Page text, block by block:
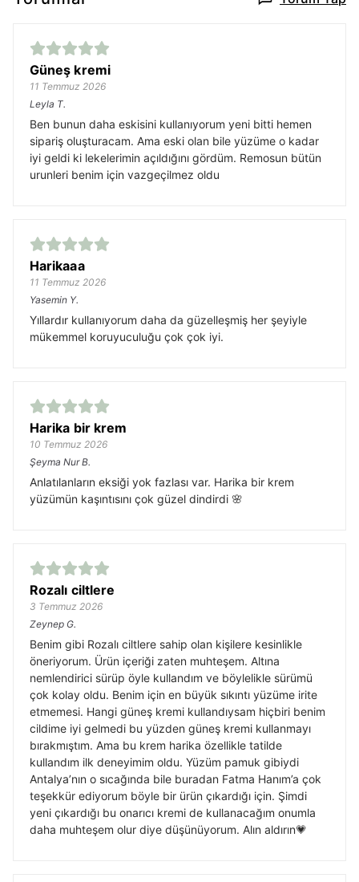
Güneş kremi
11 Temmuz 2026
Leyla T.
Ben bunun daha eskisini kullanıyorum yeni bitti hemen
sipariş oluşturacam. Ama eski olan bile yüzüme o kadar
iyi geldi ki lekelerimin açıldığını gördüm. Remosun bütün
urunleri benim için vazgeçilmez oldu
Harikaaa
11 Temmuz 2026
Yasemin Y.
Yıllardır kullanıyorum daha da güzelleşmiş her şeyiyle
mükemmel koruyuculuğu çok çok iyi.
Harika bir krem
10 Temmuz 2026
Şeyma NurB.
Anlatılanların eksiği yok fazlası var. Harika bir krem
yüzümün kaşıntısını çok güzel dindirdi 🌸
Rozalı ciltlere
3 Temmuz 2026
Zeynep G.
Benim gibi Rozalı ciltlere sahip olan kişilere kesinlikle
öneriyorum. Ürün içeriği zaten muhteşem. Altına
nemlendirici sürüp öyle kullandım ve böylelikle sürümü
çok kolay oldu. Benim için en büyük sıkıntı yüzüme irite
etmemesi. Hangi güneş kremi kullandıysam hiçbiri benim
cildime iyi gelmedi bu yüzden güneş kremi kullanmayı
bırakmıştım. Ama bu krem harika özellikle tatilde
kullandım ilk deneyimim oldu. Yüzüm pamuk gibiydi
Antalya’nın o sıcağında bile buradan Fatma Hanım’a çok
teşekkür ediyorum böyle bir ürün çıkardığı için. Şimdi
yeni çıkardığı bu onarıcı kremi de kullanacağım onumla
daha muhteşem olur diye düşünüyorum. Alın aldırın💗